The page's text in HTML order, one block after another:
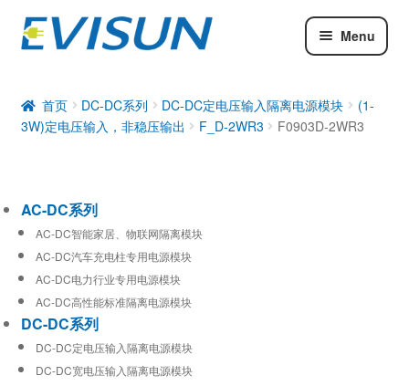
Menu
DC-DC系列
工业通信模块
首页 DC-DC系列 DC-DC定电压输入隔离电源模块
(1-
3W)定电压输入，非稳压输出
F_D-2WR3 F0903D-2WR3
AC-DC系列
AC-DC智能家居、物联网隔离模块
AC-DC汽车充电柱专用电源模块
AC-DC电力行业专用电源模块
AC-DC高性能标准隔离电源模块
DC-DC系列
DC-DC定电压输入隔离电源模块
DC-DC宽电压输入隔离电源模块